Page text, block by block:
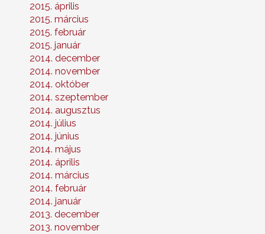
2015. április
2015. március
2015. február
2015. január
2014. december
2014. november
2014. október
2014. szeptember
2014. augusztus
2014. július
2014. június
2014. május
2014. április
2014. március
2014. február
2014. január
2013. december
2013. november